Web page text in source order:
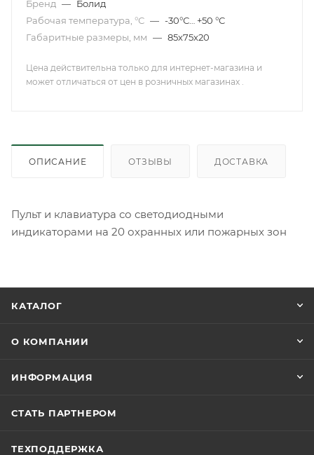
Бренд — Болид
Рабочая температура, °С — -30°С… +50 °C
Габаритные размеры, мм — 85х75х20
Цена действительна только для интернет-магазина и
может отличаться от цен в розничных магазинах .
ОПИСАНИЕ ОТЗЫВЫ ДОСТАВКА
Пульт и клавиатура со светодиодными
индикаторами на 20 охранных или пожарных зон
КАТАЛОГ
О КОМПАНИИ
ИНФОРМАЦИЯ
СТАТЬ ПАРТНЕРОМ
ТЕХПОДДЕРЖКА